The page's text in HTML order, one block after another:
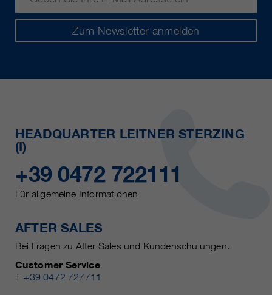
Zum Newsletter anmelden
HEADQUARTER LEITNER STERZING
(I)
+39 0472 722111
Für allgemeine Informationen
AFTER SALES
Bei Fragen zu After Sales und Kundenschulungen.
Customer Service
T +39 0472 727711